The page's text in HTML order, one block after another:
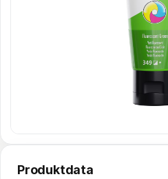
Produktdata